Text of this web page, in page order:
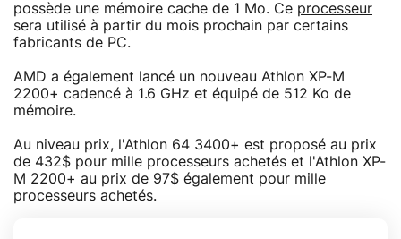
possède une mémoire cache de 1 Mo. Ce processeur
sera utilisé à partir du mois prochain par certains
fabricants de PC.
AMD a également lancé un nouveau Athlon XP-M
2200+ cadencé à 1.6 GHz et équipé de 512 Ko de
mémoire.
Au niveau prix, l'Athlon 64 3400+ est proposé au prix
de 432$ pour mille processeurs achetés et l'Athlon XP-
M 2200+ au prix de 97$ également pour mille
processeurs achetés.